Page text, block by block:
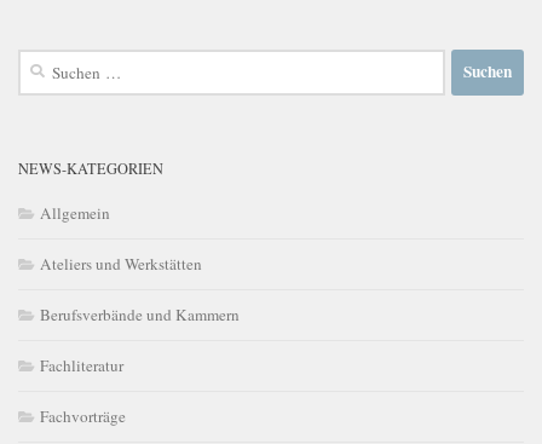
Suchen
NEWS-KATEGORIEN
Allgemein
Ateliers und Werkstätten
Berufsverbände und Kammern
Fachliteratur
Fachvorträge